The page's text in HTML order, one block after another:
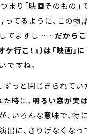
つまり「映画そのもの
ってるように、この物
てますし……だから
ケ行こ！』）は「映画」
ですね。
ずっと閉じきられて
時に、 明るい窓が実
、いろんな意味で、特
出に、さりげなくなっ